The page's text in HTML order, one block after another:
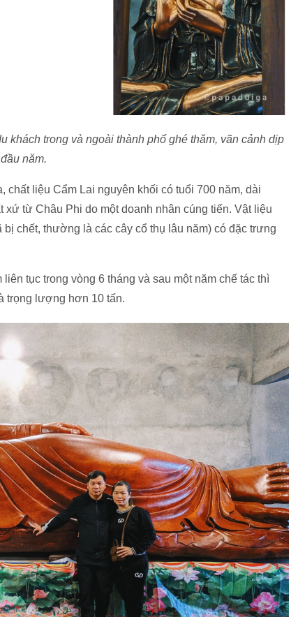
khách trong và ngoài thành phố ghé thăm, vãn cảnh dịp
đầu năm.
liệu Cẩm Lai nguyên khối có tuổi 700 năm, dài
từ Châu Phi do một doanh nhân cúng tiến. Vật liệu
chết, thường là các cây cổ thụ lâu năm) có đặc trưng
tục trong vòng 6 tháng và sau một năm chế tác thì
trọng lượng hơn 10 tấn.